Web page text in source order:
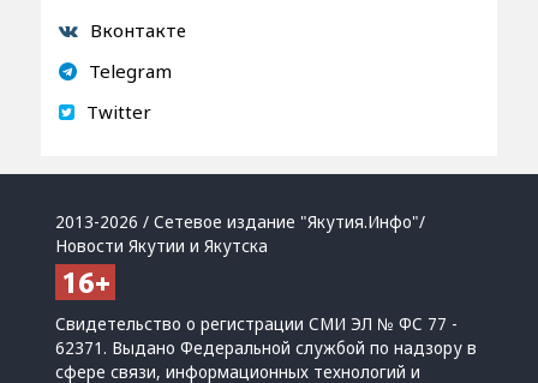
Вконтакте
Telegram
Twitter
2013-2026 / Сетевое издание "Якутия.Инфо"/
Новости Якутии и Якутска
Свидетельство о регистрации СМИ ЭЛ № ФС 77 -
62371. Выдано Федеральной службой по надзору в
сфере связи, информационных технологий и